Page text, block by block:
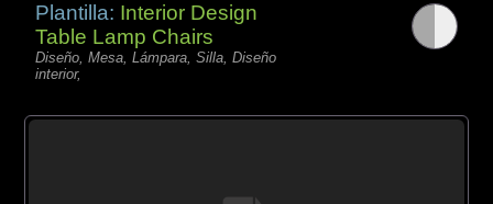
Plantilla: Interior Design
Table Lamp Chairs
Diseño, Mesa, Lámpara, Silla, Diseño
interior,